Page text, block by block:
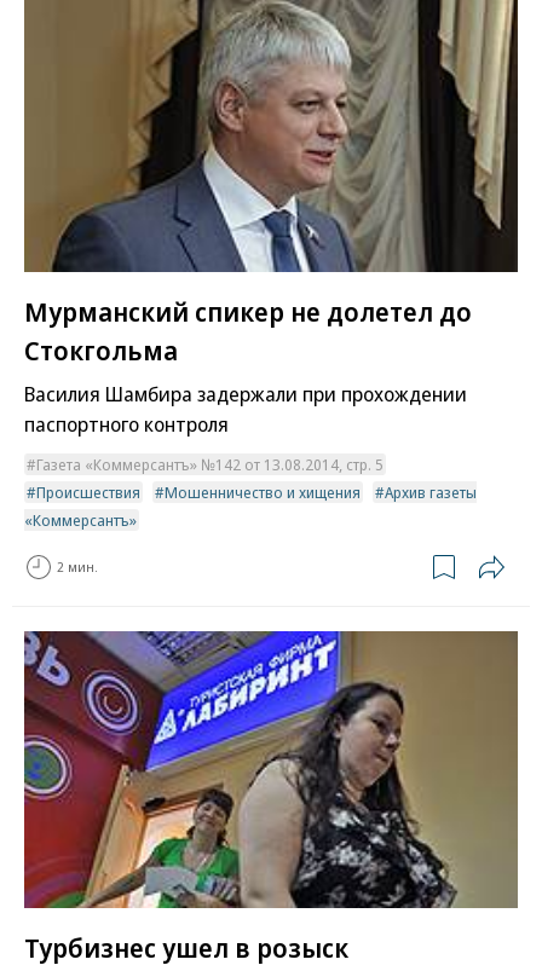
Мурманский спикер не долетел до
Стокгольма
Василия Шамбира задержали при прохождении
паспортного контроля
Газета «Коммерсантъ» №142 от 13.08.2014, стр. 5
Происшествия
Мошенничество и хищения
Архив газеты
«Коммерсантъ»
2 мин.
Турбизнес ушел в розыск